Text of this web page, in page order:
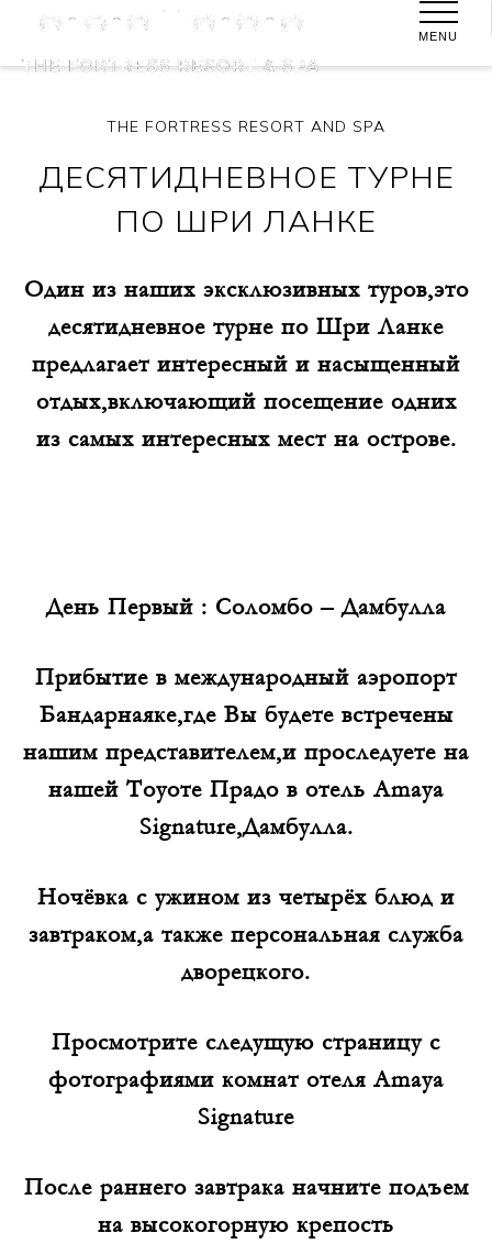
MENU
THE FORTRESS RESORT AND SPA
ДЕСЯТИДНЕВНОЕ ТУРНЕ
ПО ШРИ ЛАНКЕ
Один из наших эксклюзивных туров,это
десятидневное турне по Шри Ланке
предлагает интересный и насыщенный
отдых,включающий посещение одних
из самых интересных мест на острове.
День Первый : Соломбо – Дамбулла
Прибытие в международный аэропорт
Бандарнаяке,где Вы будете встречены
нашим представителем,и проследуете на
нашей Тоуоте Прадо в отель Amaya
Signature,Дамбулла.
Ночёвка с ужином из четырёх блюд и
завтраком,а также персональная служба
дворецкого.
Просмотрите следущую страницу с
фотографиями комнат отеляAmaya
Signature
После раннего завтрака начните подъем
на высокогорную крепость